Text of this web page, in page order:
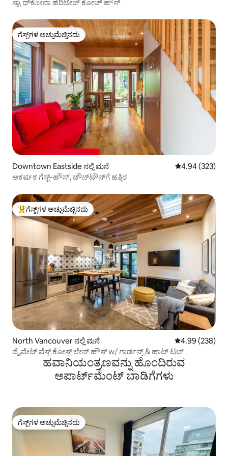
ಸ್ಟ್ರಾಥ್‌ಕೋನಾ ಹೆರಿಟೇಜ್ ಕೋಚ್ ಹೌಸ್
ಗೆಸ್ಟ್‌ಗಳ ಅಚ್ಚುಮೆಚ್ಚಿನದು
ಗೆಸ್ಟ್‌ಗಳ ಅಚ್ಚುಮೆಚ್ಚಿನದು
Downtown Eastside ನಲ್ಲಿ ಮನೆ 5 ರಲ್ಲಿ 4.94
4.94 (323)
ಆಕರ್ಷಕ ಗೆಸ್ಟ್-ಹೌಸ್, ಡೌನ್‌ಟೌನ್‌ಗೆ ಹತ್ತಿರ
ಗೆಸ್ಟ್‌ಗಳಿಗೆ ಅತಿ ಹೆಚ್ಚು ಅಚ್ಚುಮೆಚ್ಚಿನದು
ಗೆಸ್ಟ್‌ಗಳ ಅಚ್ಚುಮೆಚ್ಚಿನದು
North Vancouver ನಲ್ಲಿ ಮನೆ 5 ರಲ್ಲಿ 4.99
4.99 (238)
ಪ್ರೈವೇಟ್ ವೆಸ್ಟ್ ಕೋಸ್ಟ್ ಲೇನ್ ಹೌಸ್ w/ ಗಾರ್ಡನ್ಸ್ & ಹಾಟ್ ಟಬ್
ಹವಾನಿಯಂತ್ರಣವನ್ನು ಹೊಂದಿರುವ
ಅಪಾರ್ಟ್‌ಮೆಂಟ್‌ ಬಾಡಿಗೆಗಳು
ಗೆಸ್ಟ್‌ಗಳ ಅಚ್ಚುಮೆಚ್ಚಿನದು
ಗೆಸ್ಟ್‌ಗಳ ಅಚ್ಚುಮೆಚ್ಚಿನದು